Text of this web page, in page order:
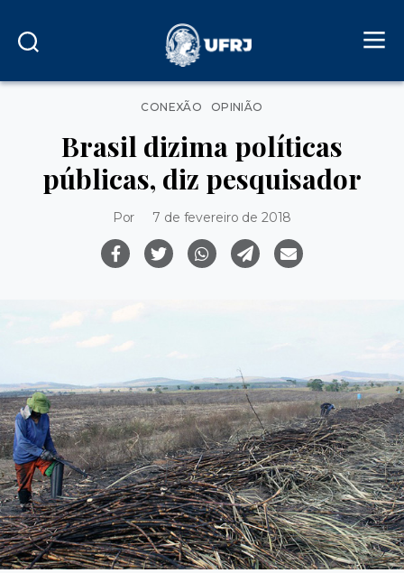
Categorias
CONEXÃO OPINIÃO
Brasil dizima políticas
públicas, diz pesquisador
Por 7 de fevereiro de 2018